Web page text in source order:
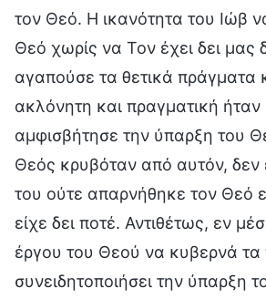
τον Θεό. Η ικανότητα του Ιώβ
Θεό χωρίς να Τον έχει δει μας
αγαπούσε τα θετικά πράγματα
ακλόνητη και πραγματική ήταν
αμφισβήτησε την ύπαρξη του
Θεός κρυβόταν από αυτόν, δεν
του ούτε απαρνήθηκε τον Θεό
είχε δει ποτέ. Αντιθέτως, εν
έργου του Θεού να κυβερνά τα
συνειδητοποιήσει την ύπαρξη